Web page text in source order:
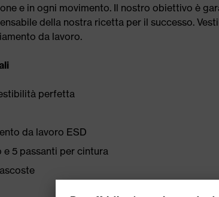
e in ogni movimento. Il nostro obiettivo è
della nostra ricetta per il successo.
da lavoro.
perfetta
da lavoro ESD
5 passanti per cintura